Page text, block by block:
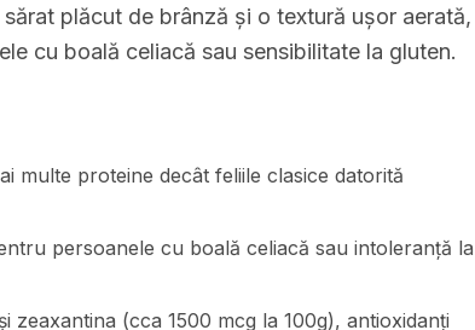
plăcut de brânză și o textură ușor aerată,
cu boală celiacă sau sensibilitate la gluten.
multe proteine decât feliile clasice datorită
persoanele cu boală celiacă sau intoleranță la
(cca 1500 mcg la 100g), antioxidanți